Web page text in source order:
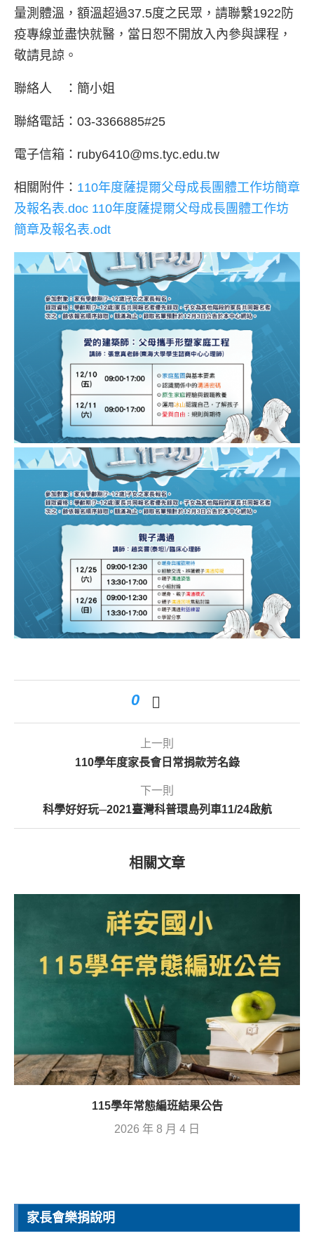
量測體溫，額溫超過37.5度之民眾，請聯繫1922防
疫專線並盡快就醫，當日恕不開放入內參與課程，
敬請見諒。
聯絡人 ：簡小姐
聯絡電話：03-3366885#25
電子信箱：ruby6410@ms.tyc.edu.tw
相關附件： 110年度薩提爾父母成長團體工作坊簡章
及報名表.doc 110年度薩提爾父母成長團體工作坊
簡章及報名表.odt
0
上一則
110學年度家長會日常捐款芳名錄
下一則
科學好好玩─2021臺灣科普環島列車11/24啟航
相關文章
115學年常態編班結果公告
2026 年 8 月 4 日
家長會樂捐說明